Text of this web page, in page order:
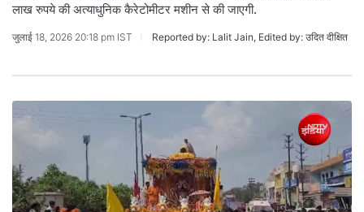
लाख रुपये की अत्याधुनिक कैरेटोमीटर मशीन से की जाएगी.
जुलाई 18, 2026 20:18 pm IST Reported by: Lalit Jain, Edited by: उदित दीक्षित